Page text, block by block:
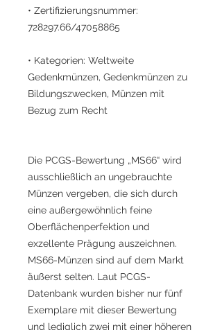
• Zertifizierungsnummer:
728297.66/47058865
• Kategorien: Weltweite
Gedenkmünzen, Gedenkmünzen zu
Bildungszwecken, Münzen mit
Bezug zum Recht
Die PCGS-Bewertung „MS66“ wird
ausschließlich an ungebrauchte
Münzen vergeben, die sich durch
eine außergewöhnlich feine
Oberflächenperfektion und
exzellente Prägung auszeichnen.
MS66-Münzen sind auf dem Markt
äußerst selten. Laut PCGS-
Datenbank wurden bisher nur fünf
Exemplare mit dieser Bewertung
und lediglich zwei mit einer höheren